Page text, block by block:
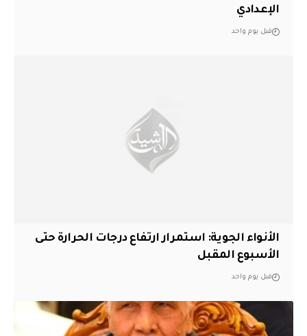
الإعدادي
قبل يوم واحد
الأنواء الجوية: استمرار ارتفاع درجات الحرارة حتى
الأسبوع المقبل
قبل يوم واحد